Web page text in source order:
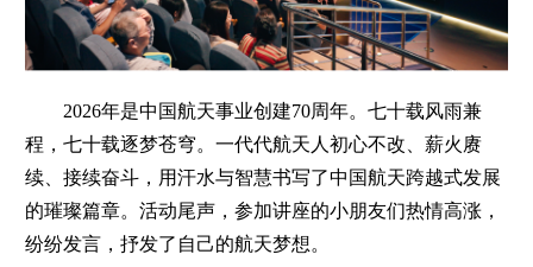
2026年是中国航天事业创建70周年。七十载风雨兼
程，七十载逐梦苍穹。一代代航天人初心不改、薪火赓
续、接续奋斗，用汗水与智慧书写了中国航天跨越式发展
的璀璨篇章。活动尾声，参加讲座的小朋友们热情高涨，
纷纷发言，抒发了自己的航天梦想。